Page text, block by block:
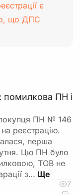
є
що ДПС
ПН і
ПН № 146
реєстрацію.
перша
Цю ПН було
ТОВ не
з…
7